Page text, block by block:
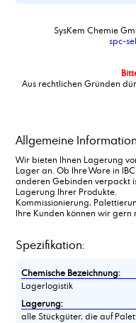
SysKem Chemie
spc-
Aus rechtlichen Gründen
Allgemeine
Wir bieten Ihnen Lagerung
Lager an. Ob Ihre Ware in
anderen Gebinden verpackt
Lagerung Ihrer Produkte.
Kommissionierung,
Ihre Kunden können wir gern
Spezifikation:
Chemische Bezeichnung:
Lagerlogistik
Lagerung:
alle Stückgüter, die auf